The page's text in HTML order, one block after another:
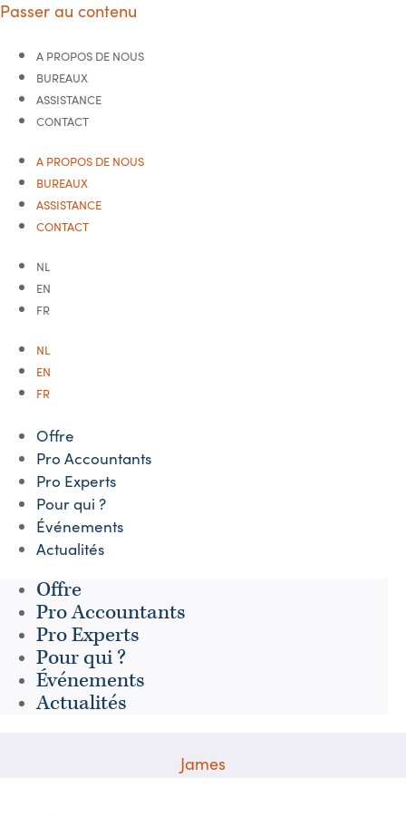
Passer au contenu
A PROPOS DE NOUS
BUREAUX
ASSISTANCE
CONTACT
A PROPOS DE NOUS
BUREAUX
ASSISTANCE
CONTACT
NL
EN
FR
NL
EN
FR
Offre
Pro Accountants
Pro Experts
Pour qui ?
Événements
Actualités
Offre
Pro Accountants
Pro Experts
Pour qui ?
Événements
Actualités
James